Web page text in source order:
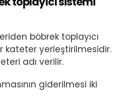
böbrek toplayıcı
kateter yerleştirilmesidir.
adı verilir.
giderilmesi iki